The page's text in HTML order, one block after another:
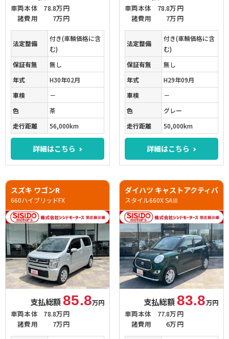
車両本体
78.8万円
諸費用
7万円
法定整備
付き(車輌価格に含
む)
保証有無
無し
年式
H30年02月
車検
－
色
茶
走行距離
56,000km
詳細はこちら
車両本体
78.8万円
諸費用
7万円
法定整備
付き(車輌価格に含
む)
保証有無
無し
年式
H29年09月
車検
－
色
グレー
走行距離
50,000km
詳細はこちら
スズキ ワゴンR
660ハイブリッドFX
支払総額 85.8万円
車両本体
78.8万円
諸費用
7万円
ダイハツ キャストアクティバ
スタイル660X SAⅢ
支払総額 83.8万円
車両本体
77.8万円
諸費用
6万円